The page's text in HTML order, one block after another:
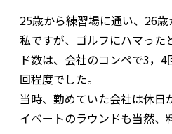
25歳から練習場に通い、26
私ですが、ゴルフにハマった
ド数は、会社のコンペで3，
回程度でした。
当時、勤めていた会社は休日
イベートのラウンドも当然、